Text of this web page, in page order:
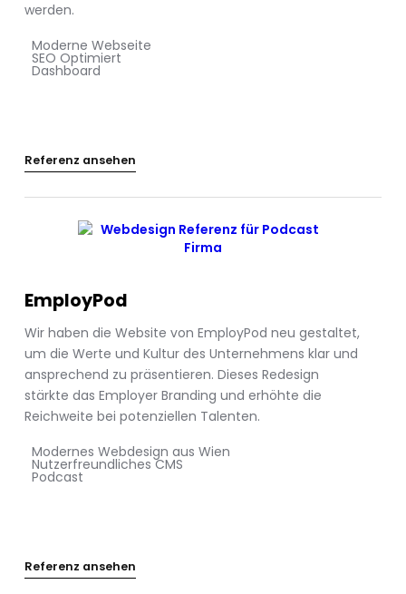
werden.
Moderne Webseite
SEO Optimiert
Dashboard
Referenz ansehen
EmployPod
Wir haben die Website von EmployPod neu gestaltet,
um die Werte und Kultur des Unternehmens klar und
ansprechend zu präsentieren. Dieses Redesign
stärkte das Employer Branding und erhöhte die
Reichweite bei potenziellen Talenten.
Modernes Webdesign aus Wien
Nutzerfreundliches CMS
Podcast
Referenz ansehen